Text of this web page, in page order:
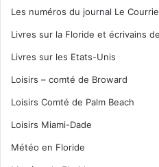
Les numéros du journal Le
Livres sur la Floride et écrivains
Livres sur les Etats-Unis
Loisirs – comté de Broward
Loisirs Comté de Palm Beach
Loisirs Miami-Dade
Météo en Floride